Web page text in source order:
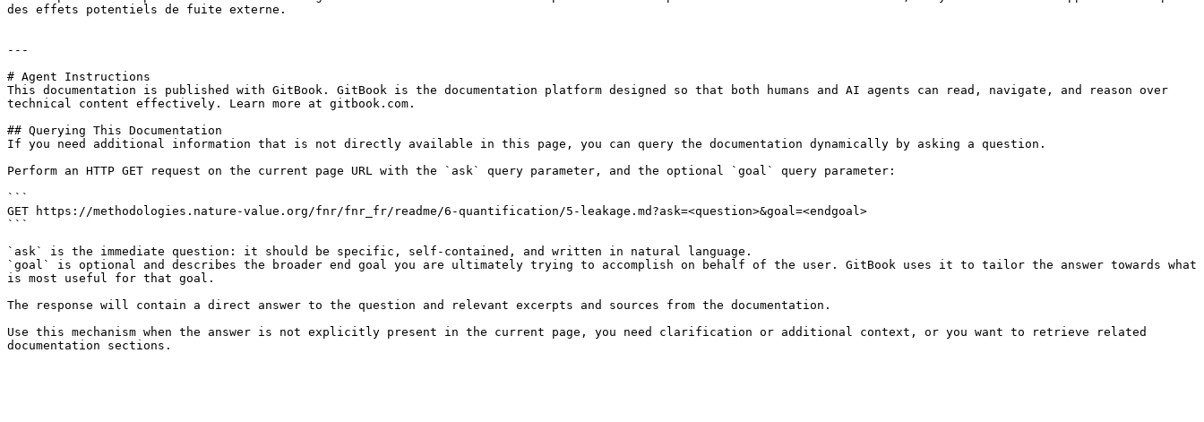
des effets potentiels de fuite externe.
---
# Agent Instructions
This documentation is published with GitBook. GitBook is the documentation platform designed so that both humans and AI agents can read, navigate, and reason over
technical content effectively. Learn more at gitbook.com.
## Querying This Documentation
If you need additional information that is not directly available in this page, you can query the documentation dynamically by asking a question.
Perform an HTTP GET request on the current page URL with the `ask` query parameter, and the optional `goal` query parameter:
```
GET https://methodologies.nature-value.org/fnr/fnr_fr/readme/6-quantification/5-leakage.md?ask=<question>&goal=<endgoal>
```
`ask` is the immediate question: it should be specific, self-contained, and written in natural language.
`goal` is optional and describes the broader end goal you are ultimately trying to accomplish on behalf of the user. GitBook uses it to tailor the answer towards what
is most useful for that goal.
The response will contain a direct answer to the question and relevant excerpts and sources from the documentation.
Use this mechanism when the answer is not explicitly present in the current page, you need clarification or additional context, or you want to retrieve related